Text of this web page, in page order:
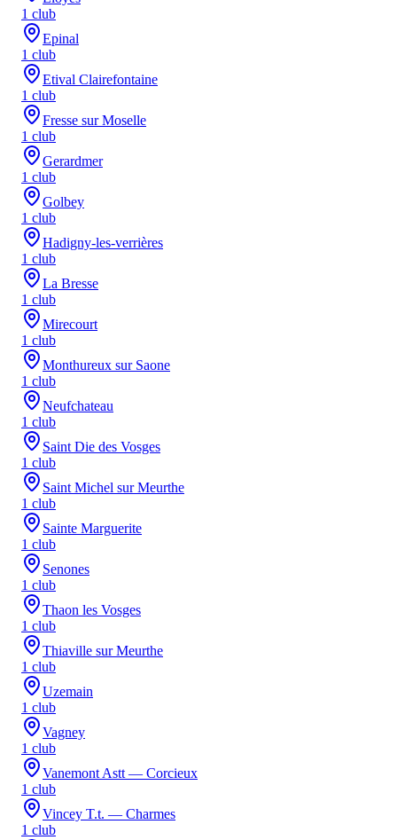
1 club
Epinal
1 club
Etival Clairefontaine
1 club
Fresse sur Moselle
1 club
Gerardmer
1 club
Golbey
1 club
Hadigny-les-verrières
1 club
La Bresse
1 club
Mirecourt
1 club
Monthureux sur Saone
1 club
Neufchateau
1 club
Saint Die des Vosges
1 club
Saint Michel sur Meurthe
1 club
Sainte Marguerite
1 club
Senones
1 club
Thaon les Vosges
1 club
Thiaville sur Meurthe
1 club
Uzemain
1 club
Vagney
1 club
Vanemont Astt — Corcieux
1 club
Vincey T.t. — Charmes
1 club